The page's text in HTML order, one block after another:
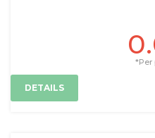
*Per
DETAILS